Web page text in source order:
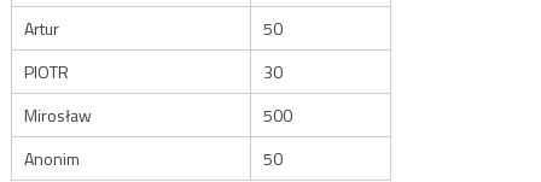
Artur
50
PIOTR
30
Mirosław
500
Anonim
50